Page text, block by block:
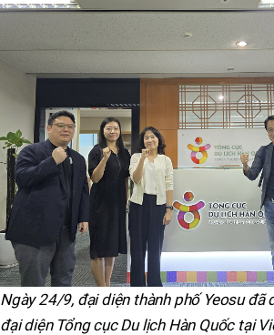
Ngày 24/9, đại diện thành phố Yeosu đã
đại diện Tổng cục Du lịch Hàn Quốc tại